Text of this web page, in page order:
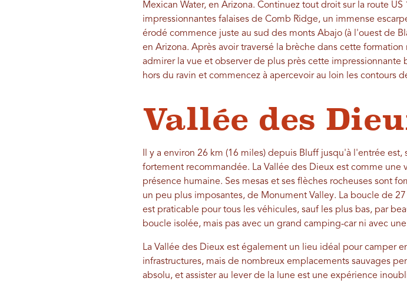
Mexican Water, en Arizona. Continuez tout droit sur la route
impressionnantes falaises de Comb Ridge, un immense
érodé commence juste au sud des monts Abajo (à l'ouest de
en Arizona. Après avoir traversé la brèche dans cette
admirer la vue et observer de plus près cette
hors du ravin et commencez à apercevoir au loin les contours
Vallée des
Il y a environ 26 km (16 miles) depuis Bluff jusqu'à l'entrée
fortement recommandée. La Vallée des Dieux est comme une
présence humaine. Ses mesas et ses flèches rocheuses sont
un peu plus imposantes, de Monument Valley. La boucle de
est praticable pour tous les véhicules, sauf les plus bas, par
boucle isolée, mais pas avec un grand camping-car ni avec
La Vallée des Dieux est également un lieu idéal pour camper
infrastructures, mais de nombreux emplacements sauvages
absolu, et assister au lever de la lune est une expérience